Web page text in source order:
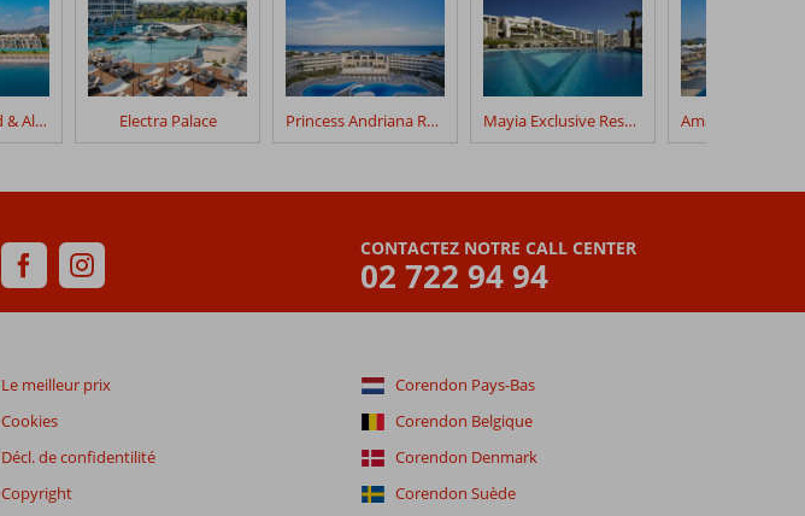
The Ixian Grand & All Suites Electra Palace Princess Andriana Resort Mayia Exclusive Resort & Spa
CONTACTEZ NOTRE CALL CENTER
02 722 94 94
Le meilleur prix
Cookies
Décl. de confidentilité
Copyright
Corendon Pays-Bas
Corendon Belgique
Corendon Denmark
Corendon Suède